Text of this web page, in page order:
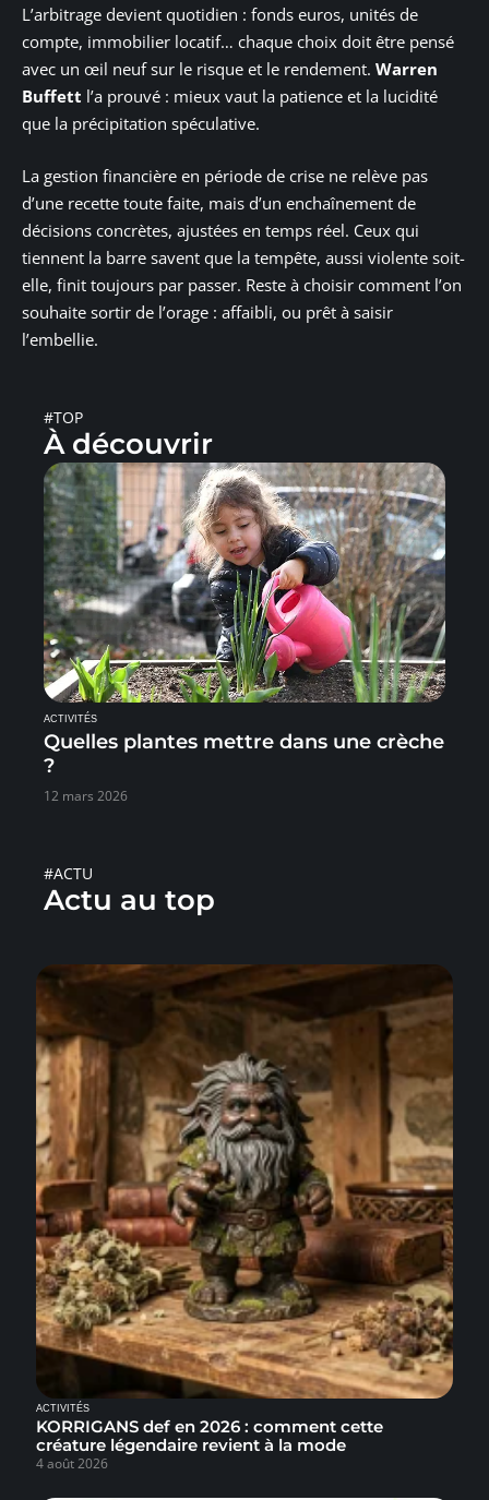
L’arbitrage devient quotidien : fonds euros, unités de
compte, immobilier locatif… chaque choix doit être pensé
avec un œil neuf sur le risque et le rendement. Warren
Buffett l’a prouvé : mieux vaut la patience et la lucidité
que la précipitation spéculative.
La gestion financière en période de crise ne relève pas
d’une recette toute faite, mais d’un enchaînement de
décisions concrètes, ajustées en temps réel. Ceux qui
tiennent la barre savent que la tempête, aussi violente soit-
elle, finit toujours par passer. Reste à choisir comment l’on
souhaite sortir de l’orage : affaibli, ou prêt à saisir
l’embellie.
#TOP
À découvrir
ACTIVITÉS
Quelles plantes mettre dans une crèche
?
12 mars 2026
#ACTU
Actu au top
ACTIVITÉS
KORRIGANS def en 2026 : comment cette
créature légendaire revient à la mode
4 août 2026